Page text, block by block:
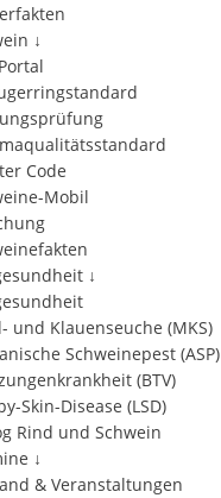
↓
Code
Mobil
↓
und Klauenseuche (MKS)
Schweinepest (ASP)
(BTV)
Skin-Disease (LSD)
Rind und Schwein
↓
& Veranstaltungen